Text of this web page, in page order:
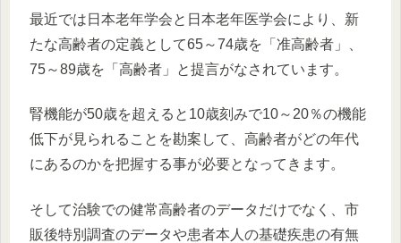
最近では日本老年学会と日本老年医学会により、新
たな高齢者の定義として65～74歳を「准高齢者」、
75～89歳を「高齢者」と提言がなされています。
腎機能が50歳を超えると10歳刻みで10～20％の機能
低下が見られることを勘案して、高齢者がどの年代
にあるのかを把握する事が必要となってきます。
そして治験での健常高齢者のデータだけでなく、市
販後特別調査のデータや患者本人の基礎疾患の有無